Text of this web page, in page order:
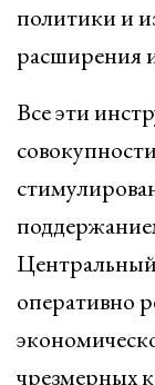
политики и
расширения
Все эти
оперативно
чрезмерных